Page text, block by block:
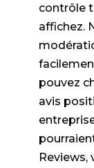
contrôle
affichez.
pouvez
avis
Reviews,